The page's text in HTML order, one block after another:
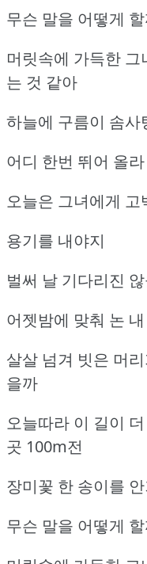
무슨 말을 어떻게
머릿속에 가득한
는 것 같아
하늘에 구름이 솜사
어디 한번 뛰어 올
오늘은 그녀에게 고
용기를 내야지
벌써 날 기다리진
어젯밤에 맞춰 논
살살 넘겨 빗은 머
을까
오늘따라 이 길이
곳 100m전
장미꽃 한 송이를
무슨 말을 어떻게